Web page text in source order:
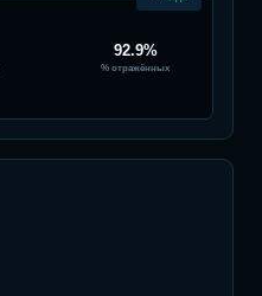
92.9%
% отражённых